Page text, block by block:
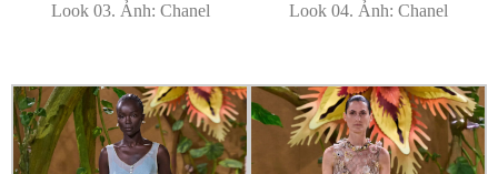
Look 03. Ảnh: Chanel Look 04. Ảnh: Chanel